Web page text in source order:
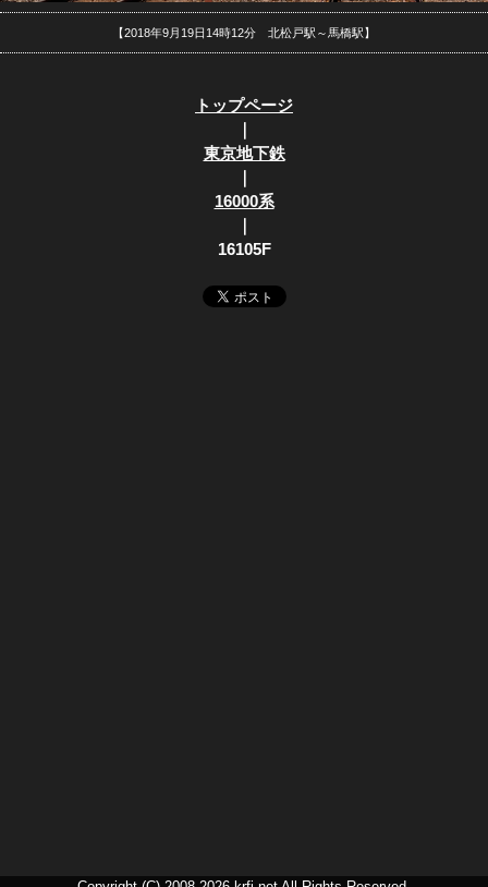
【2018年9月19日14時12分 北松戸駅～馬橋駅】
トップページ
｜
東京地下鉄
｜
16000系
｜
16105F